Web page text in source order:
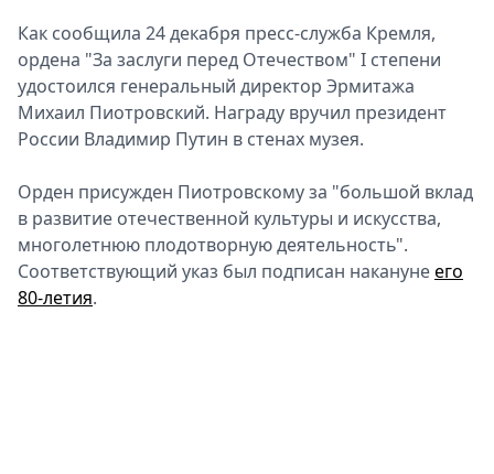
Пресс-
релизы
О
Metro
Спецпроекты
Звезды
Выборы
2026
Как сообщила 24 декабря пресс-служба Кремля,
ордена "За заслуги перед Отечеством" I степени
удостоился генеральный директор Эрмитажа
Михаил Пиотровский. Награду вручил президент
России Владимир Путин в стенах музея.
Орден присужден Пиотровскому за "большой вклад
в развитие отечественной культуры и искусства,
многолетнюю плодотворную деятельность".
Соответствующий указ был подписан наканунеего
80-летия.